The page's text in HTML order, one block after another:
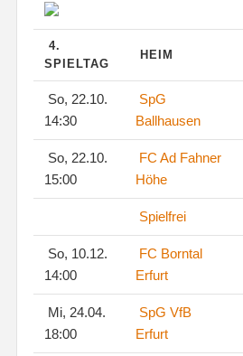
4.
SPIELTAG
HEIM
So, 22.10.
14:30
SpG
Ballhausen
So, 22.10.
15:00
FC Ad Fahner
Höhe
Spielfrei
So, 10.12.
14:00
FC Borntal
Erfurt
Mi, 24.04.
18:00
SpG VfB
Erfurt